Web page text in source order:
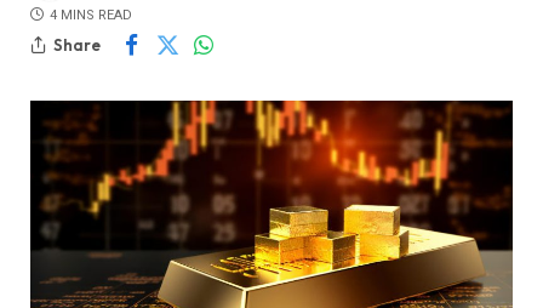
4 MINS READ
Share